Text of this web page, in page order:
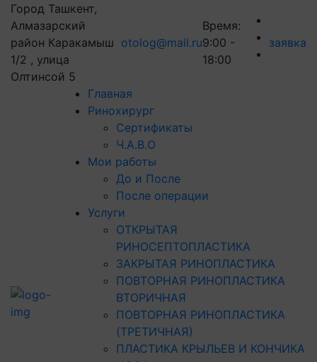
Город Ташкент,
Алмазарский
район Каракамыш
1/2 , улица
Олтинсой 5
otolog@mail.ru
Время:
9:00 -
18:00
заявка
Главная
Ринохирург
Сертификаты
Ч.А.В.О
Мои работы
До и После
После операции
Услуги
ОТКРЫТАЯ
РИНОСЕПТОПЛАСТИКА
ЗАКРЫТАЯ РИНОПЛАСТИКА
ПОВТОРНАЯ РИНОПЛАСТИКА
ВТОРИЧНАЯ
ПОВТОРНАЯ РИНОПЛАСТИКА
(ТРЕТИЧНАЯ)
ПЛАСТИКА КРЫЛЬЕВ И КОНЧИКА